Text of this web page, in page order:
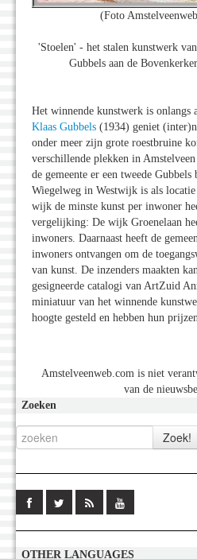
(Foto
'Stoelen' - het stalen kunstwerk
Gubbels aan de
Het winnende kunstwerk is onlangs
Klaas Gubbels (1934) geniet
onder meer zijn grote roestbruine
verschillende plekken in
de gemeente er een tweede
Wiegelweg in Westwijk is als
wijk de minste kunst per inwoner
vergelijking: De wijk Groenelaan
inwoners. Daarnaast heeft de
inwoners ontvangen om de
van kunst. De inzenders maakten
gesigneerde catalogi van ArtZuid
miniatuur van het winnende
hoogte gesteld en hebben hun
Amstelveenweb.com is niet
van de
Zoeken
OTHER LANGUAGES